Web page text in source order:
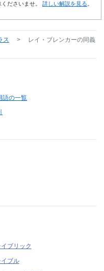
ださいませ。 詳しい解説を見る
ス > レイ・ブレンカーの同義
語の一覧
イブリック
イブル